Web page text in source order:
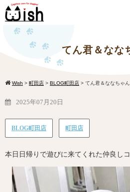
てん君＆なな
Wish > 町田店 > BLOG町田店 > てん君＆ななちゃん
2025年07月20日
BLOG町田店 町田店
本日日帰りで遊びに来てくれた仲良し